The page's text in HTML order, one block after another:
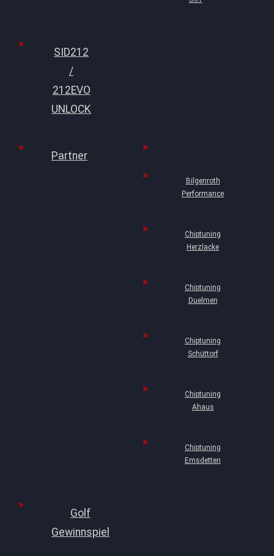
SID212
/
212EVO
UNLOCK
Partner
Bilgenroth
Performance
Chiptuning
Herzlacke
Chiptuning
Duelmen
Chiptuning
Schüttorf
Chiptuning
Ahaus
Chiptuning
Emsdetten
Golf
Gewinnspiel